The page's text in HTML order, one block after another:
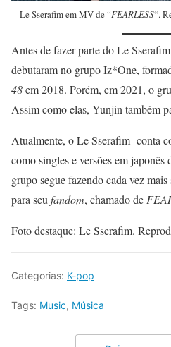
Le Sserafim em MV de “FEARLESS“.
Antes de fazer parte do Le
debutaram no grupo Iz*One,
48em 2018. Porém, em 2021, o
Assim como elas, Yunjin também
Atualmente, o Le Sserafim conta
como singles e versões em japonês
grupo segue fazendo cada vez
para seu fandom, chamado de
Foto destaque: Le Sserafim.
Categorias: K-pop
Tags: Music, Música